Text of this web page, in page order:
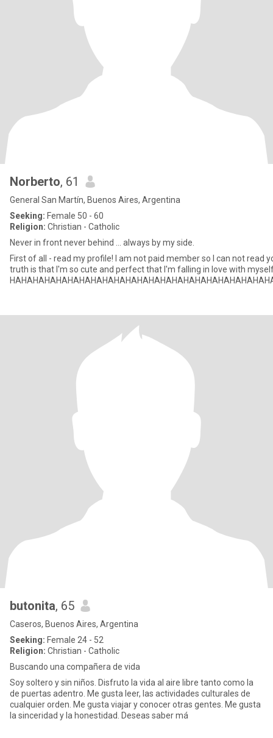
Norberto, 61
General San Martín, Buenos Aires, Argentina
Seeking: Female 50 - 60
Religion: Christian - Catholic
Never in front never behind ... always by my side.
First of all - read my profile! I am not paid member so I can not read
truth is that I'm so cute and perfect that I'm falling in love with
butonita, 65
Caseros, Buenos Aires, Argentina
Seeking: Female 24 - 52
Religion: Christian - Catholic
Buscando una compañera de vida
Soy soltero y sin niños. Disfruto la vida al aire libre tanto como la
de puertas adentro. Me gusta leer, las actividades culturales de
cualquier orden. Me gusta viajar y conocer otras gentes. Me gusta
la sinceridad y la honestidad. Deseas saber má